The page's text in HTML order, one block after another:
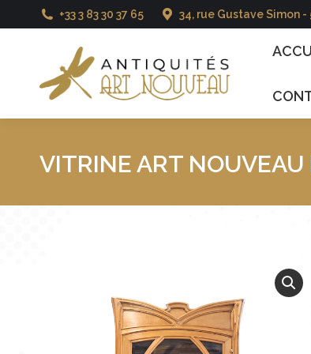
+33 3 83 30 37 65 34, rue Gustave Simon
VITRINE ART NOUVEAU
ACCUEIL